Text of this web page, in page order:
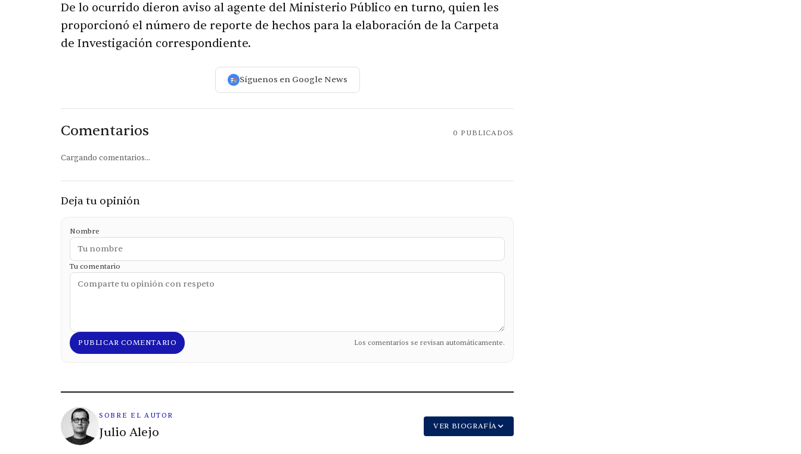
De lo ocurrido dieron aviso al agente del Ministerio Público en turno, quien les
proporcionó el número de reporte de hechos para la elaboración de la Carpeta
de Investigación correspondiente.
Síguenos en Google News
Comentarios 0 PUBLICADOS
Cargando comentarios...
Deja tu opinión
Nombre
Tu comentario
PUBLICAR COMENTARIO Los comentarios se revisan automáticamente.
SOBRE EL AUTOR
Julio Alejo VER BIOGRAFÍA